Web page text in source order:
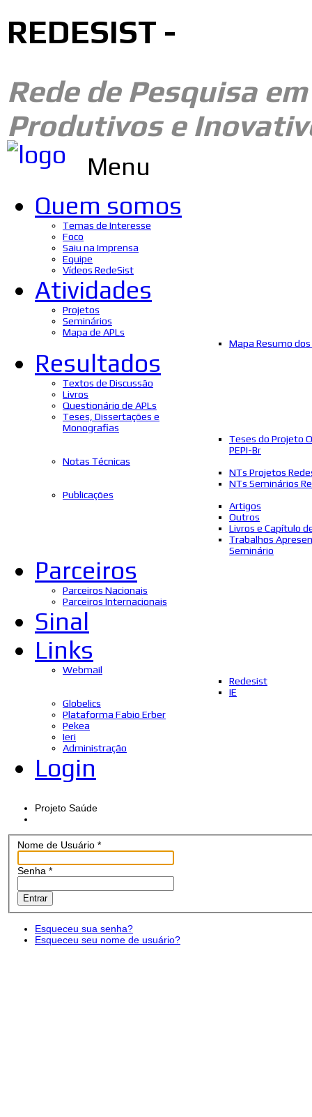
REDESIST -
Rede de Pesquisa
Produtivos e
Menu
Quem somos
Temas de Interesse
Foco
Saiu na Imprensa
Equipe
Vídeos RedeSist
Atividades
Projetos
Seminários
Mapa de APLs
Mapa Resumo dos
Resultados
Textos de Discussão
Livros
Questionário de APLs
Teses, Dissertações e
Monografias
Teses do Projeto
PEPI-Br
Notas Técnicas
NTs Projetos
NTs Seminários
Publicações
Artigos
Outros
Livros e Capítulo
Trabalhos
Seminário
Parceiros
Parceiros Nacionais
Parceiros Internacionais
Sinal
Links
Webmail
Redesist
IE
Globelics
Plataforma Fabio Erber
Pekea
Ieri
Administração
Login
Projeto Saúde
Nome de Usuário*
Senha *
Entrar
Esqueceu sua senha?
Esqueceu seu nome de usuário?